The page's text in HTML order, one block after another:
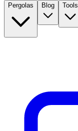
Pergolas Blog Tools